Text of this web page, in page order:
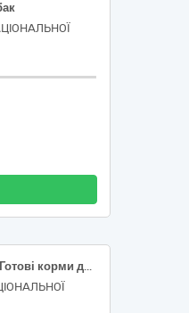
Код ДК 021:2015 15710000-8 Готові корми для сільськогосподарських та інших тварин (Код ДК 021:2015 15713000-9 Сухий корм для службових собак)